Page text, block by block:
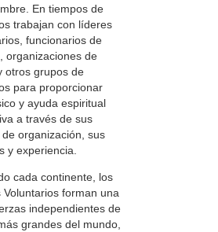
En tiempos de
trabajan con líderes
funcionarios de
organizaciones de
otros grupos de
para proporcionar
y ayuda espiritual
a través de sus
organización, sus
y experiencia.
cada continente, los
Voluntarios forman una
independientes de
grandes del mundo,